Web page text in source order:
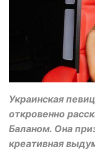
Украинская
откровенно
Баланом. Она
креативная